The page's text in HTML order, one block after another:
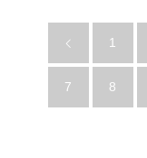
1
7 8